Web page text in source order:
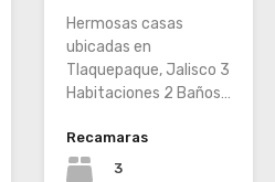
Hermosas casas
ubicadas en
Tlaquepaque, Jalisco 3
Habitaciones 2 Baños…
Recamaras
3